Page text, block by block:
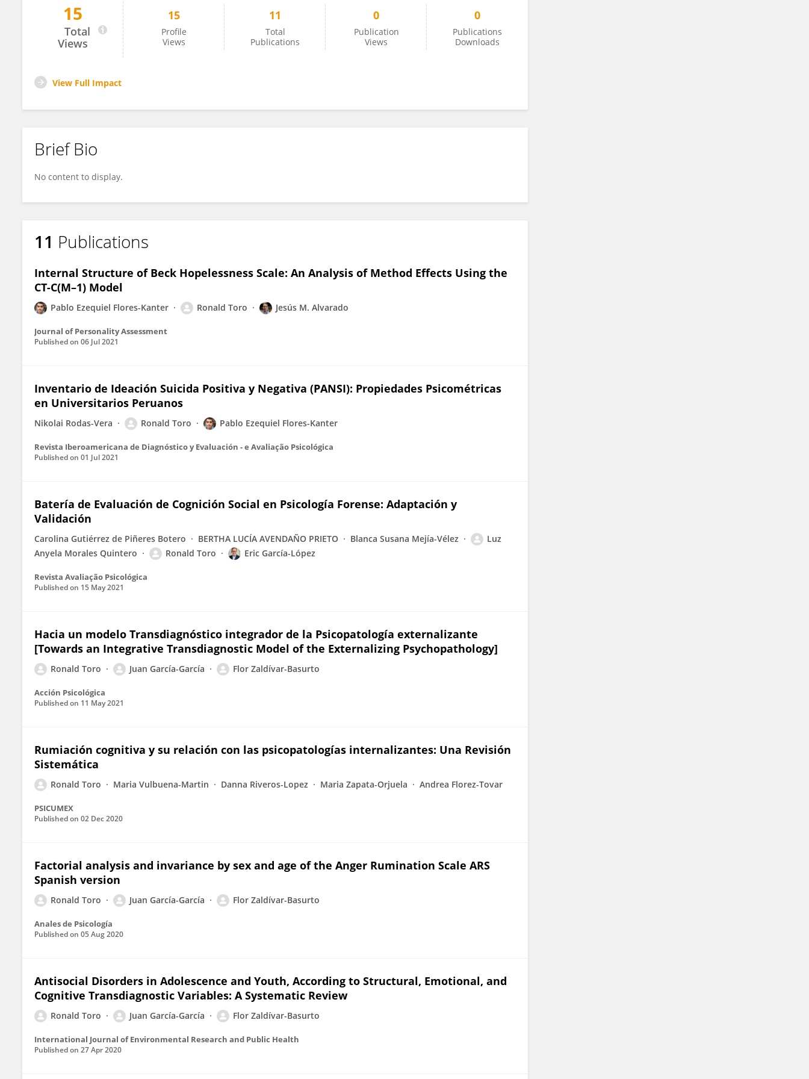
Ronald Toro
15
Total
Views
15
Profile
Views
11
Total
Publications
0
Publication
Views
0
Publications
Downloads
View Full Impact
Brief Bio
No content to display.
11 Publications
Internal Structure of Beck Hopelessness Scale: An Analysis of Method Effects Using the
CT-C(M–1) Model
Pablo Ezequiel Flores-Kanter Ronald Toro Jesús M. Alvarado
Journal of Personality Assessment
Published on 06 Jul 2021
Inventario de Ideación Suicida Positiva y Negativa (PANSI): Propiedades Psicométricas
en Universitarios Peruanos
Nikolai Rodas-Vera Ronald Toro Pablo Ezequiel Flores-Kanter
Revista Iberoamericana de Diagnóstico y Evaluación - e Avaliação Psicológica
Published on 01 Jul 2021
Batería de Evaluación de Cognición Social en Psicología Forense: Adaptación y
Validación
Carolina Gutiérrez de Piñeres Botero BERTHA LUCÍA AVENDAÑO PRIETO Blanca Susana Mejía-Vélez
Luz
Anyela Morales Quintero
Ronald Toro Eric García-López
Revista Avaliação Psicológica
Published on 15 May 2021
Hacia un modelo Transdiagnóstico integrador de la Psicopatología externalizante
[Towards an Integrative Transdiagnostic Model of the Externalizing Psychopathology]
Ronald Toro Juan García-García Flor Zaldívar-Basurto
Acción Psicológica
Published on 11 May 2021
Rumiación cognitiva y su relación con las psicopatologías internalizantes: Una Revisión
Sistemática
Ronald Toro Maria Vulbuena-Martin Danna Riveros-Lopez Maria Zapata-Orjuela Andrea Florez-Tovar
PSICUMEX
Published on 02 Dec 2020
Factorial analysis and invariance by sex and age of the Anger Rumination Scale ARS
Spanish version
Ronald Toro Juan García-García Flor Zaldívar-Basurto
Anales de Psicología
Published on 05 Aug 2020
Antisocial Disorders in Adolescence and Youth, According to Structural, Emotional, and
Cognitive Transdiagnostic Variables: A Systematic Review
Ronald Toro Juan García-García Flor Zaldívar-Basurto
International Journal of Environmental Research and Public Health
Published on 27 Apr 2020